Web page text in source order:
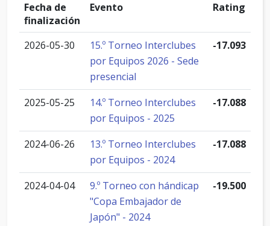
Fecha de
finalización
Evento Rating
2026-05-30
15.º Torneo Interclubes
por Equipos 2026 - Sede
presencial
-17.093
2025-05-25
14.º Torneo Interclubes
por Equipos - 2025
-17.088
2024-06-26
13.º Torneo Interclubes
por Equipos - 2024
-17.088
2024-04-04
9.º Torneo con hándicap
"Copa Embajador de
Japón" - 2024
-19.500